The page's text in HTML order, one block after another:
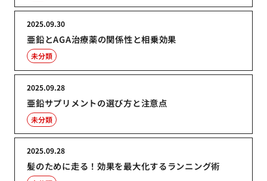
亜鉛とAGA治療薬の関係性と相乗効果
2025.09.30
未分類
亜鉛サプリメントの選び方と注意点
2025.09.28
未分類
髪のために走る！効果を最大化するランニング術
2025.09.28